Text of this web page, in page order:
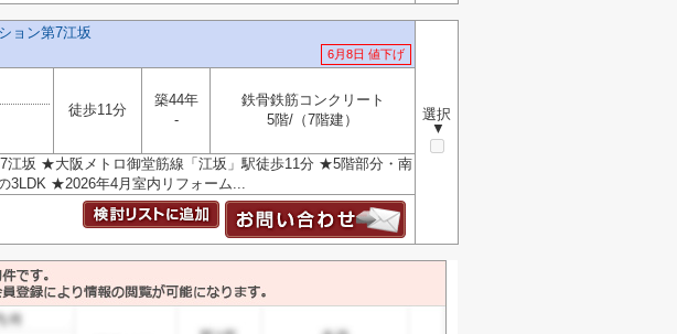
ョン第7江坂
6月8日 値下げ
選択
▼
徒歩11分
築44年
-
鉄骨鉄筋コンクリート
5階/（7階建）
坂 ★大阪メトロ御堂筋線「江坂」駅徒歩11分 ★5階部分・南
3LDK ★2026年4月室内リフォーム...